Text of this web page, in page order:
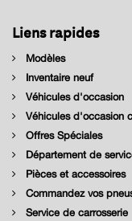
Liens rapides
Modèles
Inventaire neuf
Véhicules d'occasion
Véhicules d'occasion
Offres Spéciales
Département de
Pièces et accessoires
Commandez vos
Service de carrosserie